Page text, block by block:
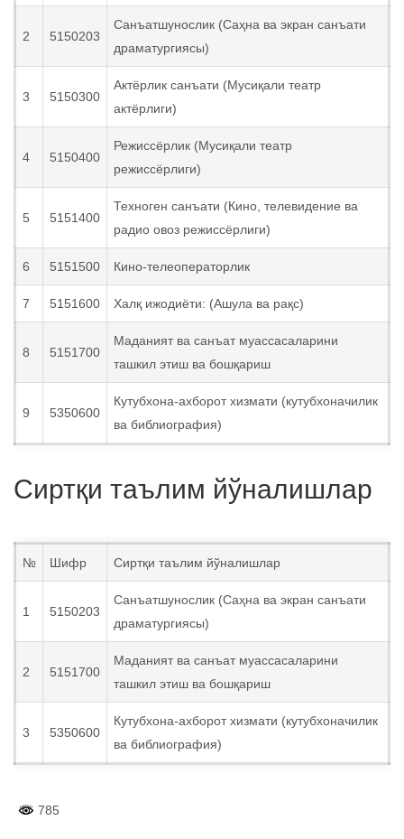
2 5150203
Санъатшунослик (Саҳна ва экран санъати
драматургиясы)
3 5150300
Актёрлик санъати (Мусиқали театр
актёрлиги)
4 5150400
Режиссёрлик (Мусиқали театр
режиссёрлиги)
5 5151400
Техноген санъати (Кино, телевидение ва
радио овоз режиссёрлиги)
6 5151500 Кино-телеоператорлик
7 5151600 Халқ ижодиёти: (Ашула ва рақс)
8 5151700
Маданият ва санъат муассасаларини
ташкил этиш ва бошқариш
9 5350600
Кутубхона-ахборот хизмати (кутубхоначилик
ва библиография)
Сиртқи таълим йўналишлар
№ Шифр Сиртқи таълим йўналишлар
1 5150203
Санъатшунослик (Саҳна ва экран санъати
драматургиясы)
2 5151700
Маданият ва санъат муассасаларини
ташкил этиш ва бошқариш
3 5350600
Кутубхона-ахборот хизмати (кутубхоначилик
ва библиография)
785